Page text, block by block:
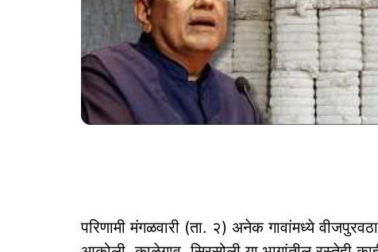
परिणामी मंगळवारी (ता. २) अनेक गावांमध्ये